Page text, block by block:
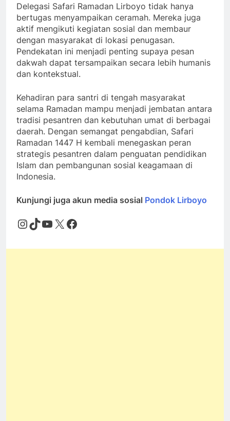
Delegasi Safari Ramadan Lirboyo tidak hanya
bertugas menyampaikan ceramah. Mereka juga
aktif mengikuti kegiatan sosial dan membaur
dengan masyarakat di lokasi penugasan.
Pendekatan ini menjadi penting supaya pesan
dakwah dapat tersampaikan secara lebih humanis
dan kontekstual.
Kehadiran para santri di tengah masyarakat
selama Ramadan mampu menjadi jembatan antara
tradisi pesantren dan kebutuhan umat di berbagai
daerah. Dengan semangat pengabdian, Safari
Ramadan 1447 H kembali menegaskan peran
strategis pesantren dalam penguatan pendidikan
Islam dan pembangunan sosial keagamaan di
Indonesia.
Kunjungi juga akun media sosial Pondok Lirboyo
Instagram
TikTok
YouTube
X Facebook